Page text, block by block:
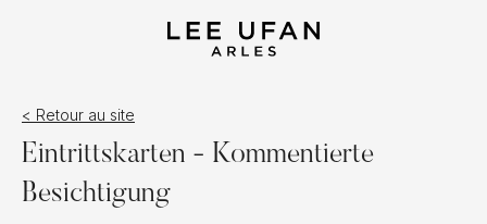
Eintrittskarten - Kommentierte
Besichtigung
< Retour au site